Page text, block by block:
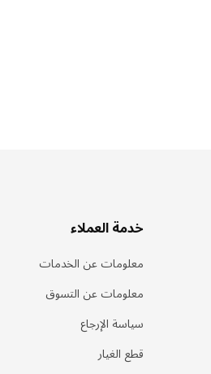
خدمة العملاء
معلومات عن الخدمات
معلومات عن التسوق
سياسة الإرجاع
قطع الغيار